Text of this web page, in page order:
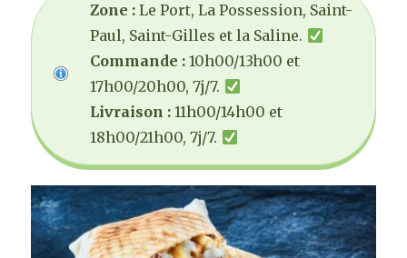
Zone : Le Port, La Possession, Saint-
Paul, Saint-Gilles et la Saline.
Commande : 10h00/13h00 et
17h00/20h00, 7j/7.
Livraison : 11h00/14h00 et
18h00/21h00, 7j/7.